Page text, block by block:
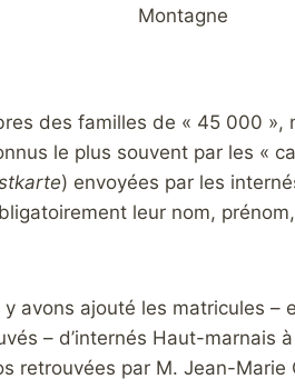
Montagne
des familles de « 45 000 »,
le plus souvent par les «
) envoyées par les
leur nom,
y avons ajouté les matricules –
– d’internés Haut-marnais
retrouvées par M. Jean-Marie